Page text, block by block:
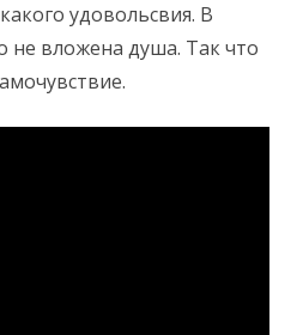
удовольсвия. В
не вложена душа. Так что